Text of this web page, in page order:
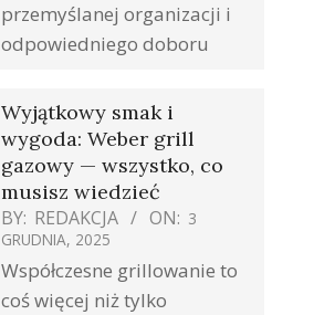
przemyślanej organizacji i
odpowiedniego doboru
Wyjątkowy smak i
wygoda: Weber grill
gazowy — wszystko, co
musisz wiedzieć
BY: REDAKCJA ON: 3
GRUDNIA, 2025
Współczesne grillowanie to
coś więcej niż tylko